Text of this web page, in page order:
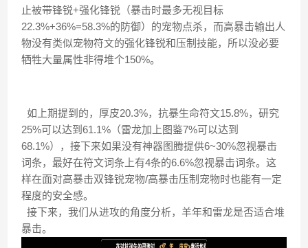
止被带锋锐+强化锋锐（暴击时最多无视目标
22.3%+36%=58.3%的防御）的宠物点杀，而高暴击输出人
物没有类似宠物符文的强化锋锐和压制技能，所以没必要
牺牲大量属性非得堆个150%。
如上期提到的，厚皮20.3%，抗暴生命符文15.8%，研究
25%可以达到61.1%（雷龙加上图鉴7%可以达到
68.1%），接下来如果没有神器图腾提供6~30%忽视暴击
词条，最好在符文词条上有4条的6.6%忽视暴击词条。这
样在面对高暴击双锋锐宠物/高暴击压制宠物时也能有一定
程度的安全感。
接下来，我们从进攻的角度分析，羊年和雷龙是否适合堆
暴击。